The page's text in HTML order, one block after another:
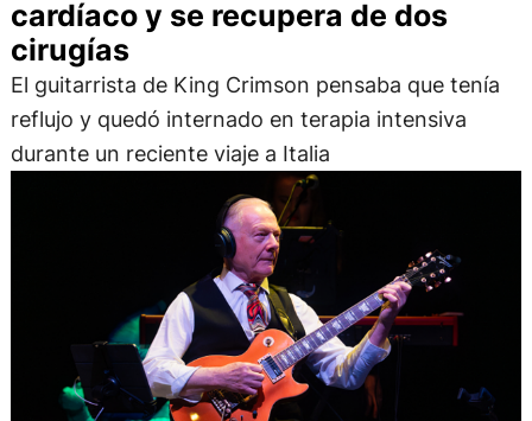
cardíaco y se recupera de dos
cirugías
El guitarrista de King Crimson pensaba que tenía
reflujo y quedó internado en terapia intensiva
durante un reciente viaje a Italia